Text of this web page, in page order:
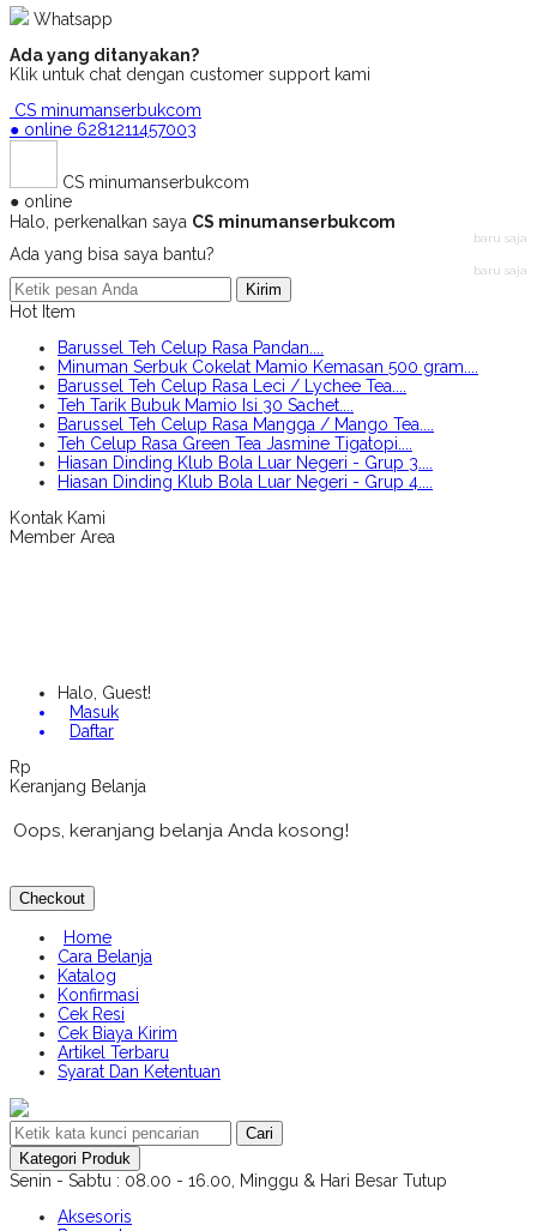
Whatsapp
Ada yang ditanyakan?
Klik untuk chat dengan customer support kami
CS minumanserbukcom
● online 6281211457003
CS minumanserbukcom
● online
Halo, perkenalkan saya CS minumanserbukcom
baru saja
Ada yang bisa saya bantu?
baru saja
Kirim
Hot Item
Barussel Teh Celup Rasa Pandan....
Minuman Serbuk Cokelat Mamio Kemasan 500 gram....
Barussel Teh Celup Rasa Leci / Lychee Tea....
Teh Tarik Bubuk Mamio Isi 30 Sachet....
Barussel Teh Celup Rasa Mangga / Mango Tea....
Teh Celup Rasa Green Tea Jasmine Tigatopi....
Hiasan Dinding Klub Bola Luar Negeri - Grup 3....
Hiasan Dinding Klub Bola Luar Negeri - Grup 4....
Kontak Kami
Member Area
Halo, Guest!
Masuk
Daftar
Rp
Keranjang Belanja
Oops, keranjang belanja Anda kosong!
Checkout
Home
Cara Belanja
Katalog
Konfirmasi
Cek Resi
Cek Biaya Kirim
Artikel Terbaru
Syarat Dan Ketentuan
Cari
Kategori Produk
Senin - Sabtu : 08.00 - 16.00, Minggu & Hari Besar Tutup
Aksesoris